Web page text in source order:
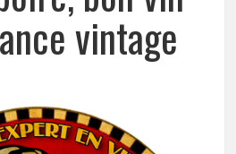
vintage